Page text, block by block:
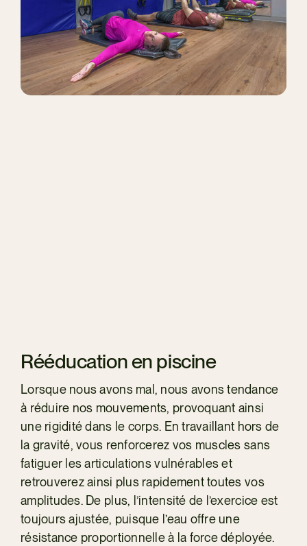
Rééducation en piscine
Lorsque nous avons mal, nous avons tendance
à réduire nos mouvements, provoquant ainsi
une rigidité dans le corps. En travaillant hors de
la gravité, vous renforcerez vos muscles sans
fatiguer les articulations vulnérables et
retrouverez ainsi plus rapidement toutes vos
amplitudes. De plus, l’intensité de l’exercice est
toujours ajustée, puisque l’eau offre une
résistance proportionnelle à la force déployée.